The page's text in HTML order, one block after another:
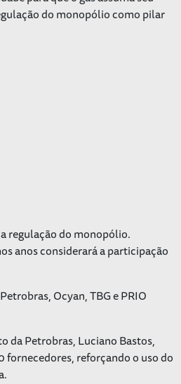
do monopólio como pilar
regulação do monopólio.
anos considerará a participação
Ocyan, TBG e PRIO
da Petrobras, Luciano Bastos,
fornecedores, reforçando o uso do